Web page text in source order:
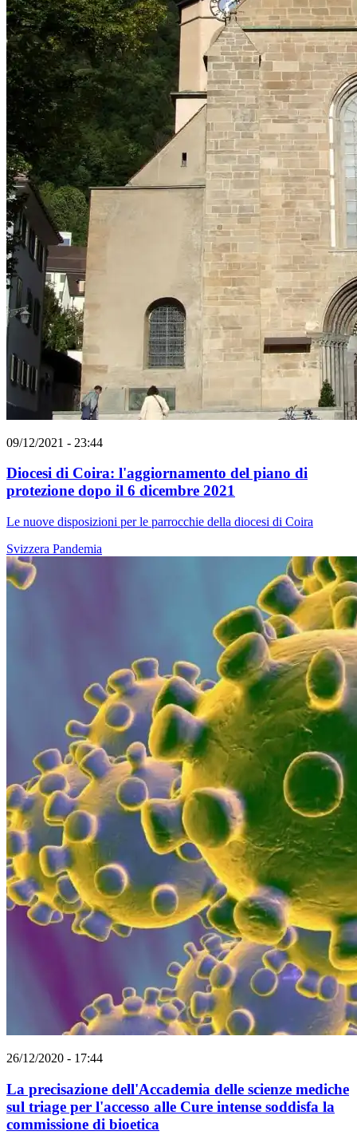
09/12/2021 - 23:44
Diocesi di Coira: l'aggiornamento del piano di
protezione dopo il 6 dicembre 2021
Le nuove disposizioni per le parrocchie della diocesi di Coira
Svizzera Pandemia
26/12/2020 - 17:44
La precisazione dell'Accademia delle scienze mediche
sul triage per l'accesso alle Cure intense soddisfa la
commissione di bioetica